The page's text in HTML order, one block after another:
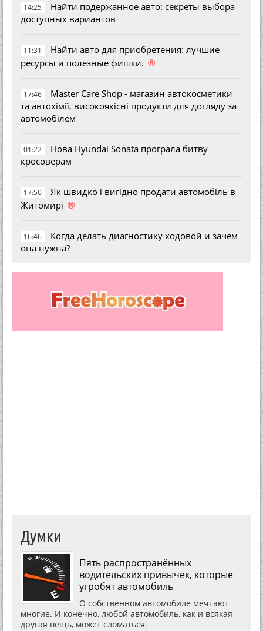
14:25
Найти подержанное авто: секреты выбора
доступных вариантов
11:31
Найти авто для приобретения: лучшие
ресурсы и полезные фишки. ®
17:46
Master Care Shop - магазин автокосметики
та автохімії, високоякісні продукти для догляду за
автомобілем
01:22
Нова Hyundai Sonata програла битву
кросоверам
17:50
Як швидко і вигідно продати автомобіль в
Житомирі ®
16:46
Когда делать диагностику ходовой и зачем
она нужна?
Думки
Пять распространённых
водительских привычек, которые
угробят автомобиль
О собственном автомобиле мечтают
многие. И конечно, любой автомобиль, как и всякая
другая вещь, может сломаться.